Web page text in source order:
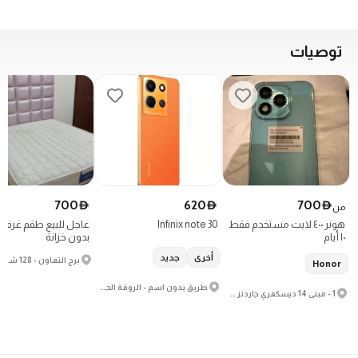
توصيات
منD
700
هونر ٤٠٠ لايت مستخدم فقط
١٠ أيام
Honor
D
620
Infinix note 30
أخرى جديد
D
700
عاجل للبيع طقم
بدون خزانة